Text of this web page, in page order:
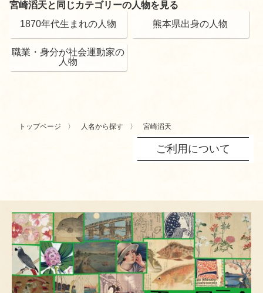
宮崎滔天と同じカテゴリーの人物を見る
1870年代生まれの人物
熊本県出身の人物
職業・身分が社会運動家の
人物
トップページ 人名から探す 宮崎滔天
ご利用について